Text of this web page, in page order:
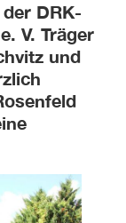
DRK-
V. Träger
und